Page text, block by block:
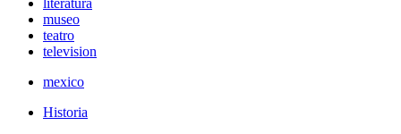
literatura
museo
teatro
television
mexico
Historia